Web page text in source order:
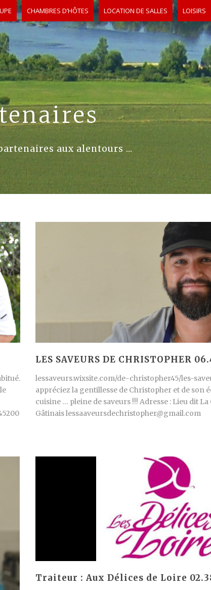
CHAMBRES D’HÔTES LOCATION DE SALLES LOISIRS
aux alentours ...
LES SAVEURS DE CHRISTOPHER
lessaveurs.wixsite.com/de-christopher45/les-
appréciez la gentillesse de Christopher et de son
cuisine … pleine de saveurs !!! Adresse : Lieu dit
Gâtinais lessaaveursdechristopher@gmail.com
Traiteur : Aux Délices de Loire